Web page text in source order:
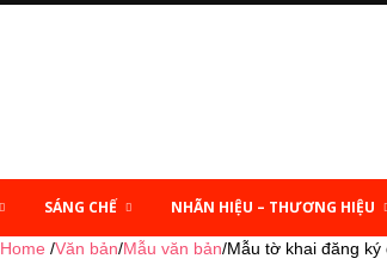
SÁNG CHẾ NHÃN HIỆU – THƯƠNG HIỆU
Home /Văn bản/Mẫu văn bản/Mẫu tờ khai đăng ký